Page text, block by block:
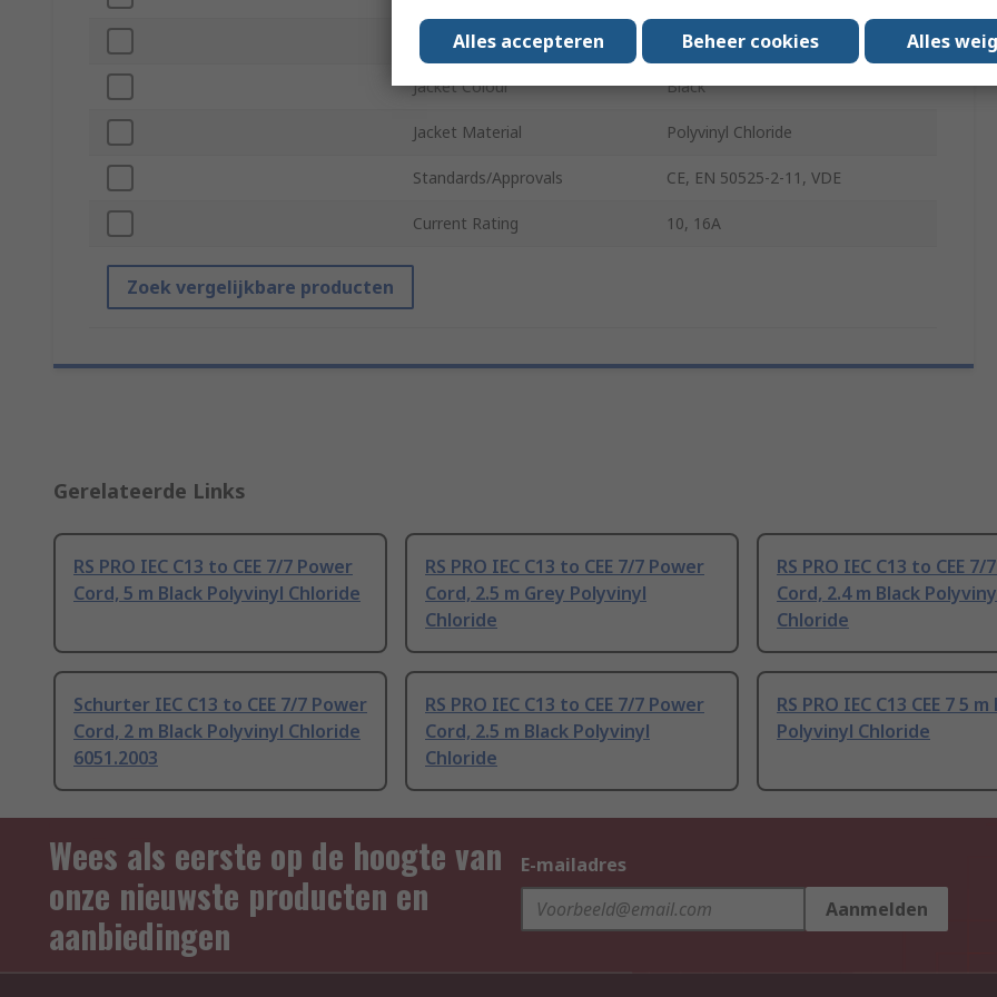
Voltage 300V
Jacket Colour Black
Jacket Material Polyvinyl Chloride
Standards/Approvals CE, EN 50525-2-11, VDE
Current Rating 10, 16A
Zoek vergelijkbare producten
Gerelateerde Links
RS PRO IEC C13 to CEE 7/7 Power
Cord, 5 m Black Polyvinyl Chloride
RS PRO IEC C13 to CEE 7/7 Power
Cord, 2.5 m Grey Polyvinyl
Chloride
RS PRO IEC C13 to CEE
Cord, 2.4 m Black
Chloride
Schurter IEC C13 to CEE 7/7 Power
Cord, 2 m Black Polyvinyl Chloride
6051.2003
RS PRO IEC C13 to CEE 7/7 Power
Cord, 2.5 m Black Polyvinyl
Chloride
RS PRO IEC C13 CEE 7 5
Polyvinyl Chloride
Wees als eerste op de hoogte van
onze nieuwste producten en
aanbiedingen
E-mailadres
Aanmelden
Alles accepteren Beheer cookies Alles